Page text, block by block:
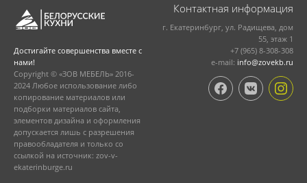
Достигайте совершенства вместе с
нами!
Copyright © «ЗОВ МЕБЕЛЬ» 2016-
2024 Любое использование либо
копирование материалов или
подборки материалов сайта,
элементов дизайна и оформления
допускается лишь с разрешения
правообладателя и только со
ссылкой на источник: zov-v-
ekaterinburge.ru
Контактная информация
г. Екатеринбург, ул. Радищева, дом
55, этаж 1
+7 (965) 8-308-308
e-mail: info@zovekb.ru